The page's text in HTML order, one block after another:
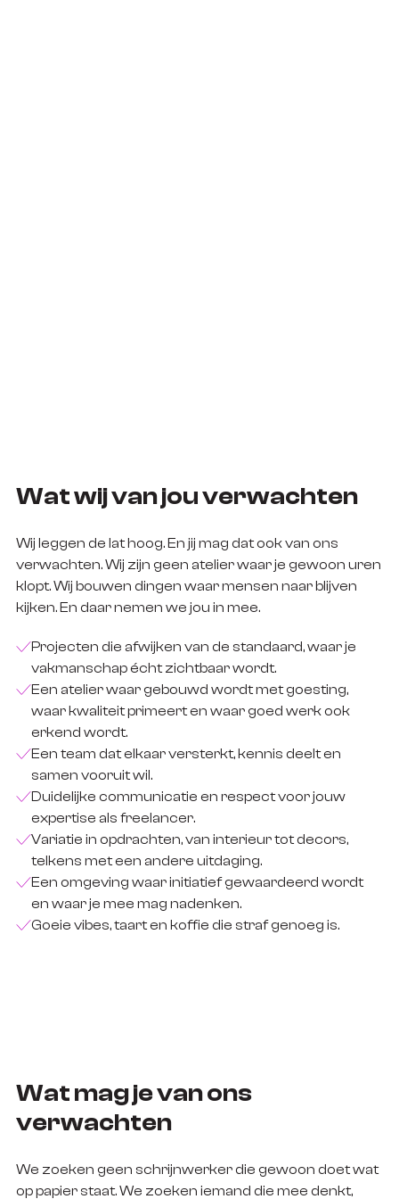
Wat wij van jou verwachten
Wij leggen de lat hoog. En jij mag dat ook van ons
verwachten. Wij zijn geen atelier waar je gewoon uren
klopt. Wij bouwen dingen waar mensen naar blijven
kijken. En daar nemen we jou in mee.
Projecten die afwijken van de standaard, waar je
vakmanschap écht zichtbaar wordt.
Een atelier waar gebouwd wordt met goesting,
waar kwaliteit primeert en waar goed werk ook
erkend wordt.
Een team dat elkaar versterkt, kennis deelt en
samen vooruit wil.
Duidelijke communicatie en respect voor jouw
expertise als freelancer.
Variatie in opdrachten, van interieur tot decors,
telkens met een andere uitdaging.
Een omgeving waar initiatief gewaardeerd wordt
en waar je mee mag nadenken.
Goeie vibes, taart en koffie die straf genoeg is.
Wat mag je van ons
verwachten
We zoeken geen schrijnwerker die gewoon doet wat
op papier staat. We zoeken iemand die mee denkt,